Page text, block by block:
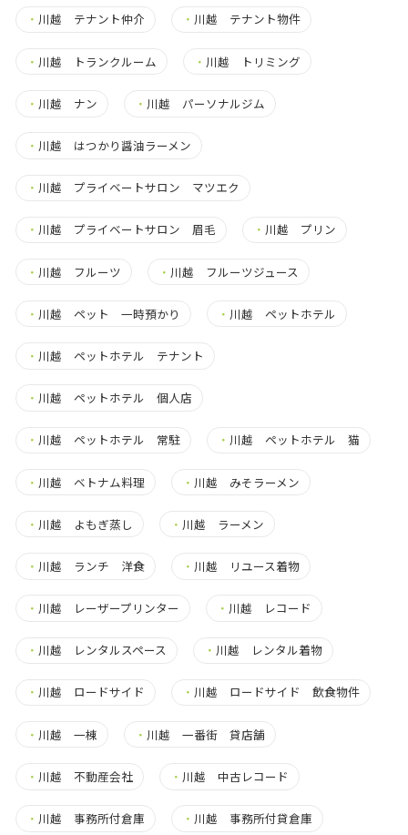
・ 川越 テナント仲介 ・ 川越 テナント物件
・ 川越 トランクルーム ・ 川越 トリミング
・ 川越 ナン ・ 川越 パーソナルジム
・ 川越 はつかり醤油ラーメン
・ 川越 プライベートサロン マツエク
・ 川越 プライベートサロン 眉毛 ・ 川越 プリン
・ 川越 フルーツ ・ 川越 フルーツジュース
・ 川越 ペット 一時預かり ・ 川越 ペットホテル
・ 川越 ペットホテル テナント
・ 川越 ペットホテル 個人店
・ 川越 ペットホテル 常駐 ・ 川越 ペットホテル 猫
・ 川越 ベトナム料理 ・ 川越 みそラーメン
・ 川越 よもぎ蒸し ・ 川越 ラーメン
・ 川越 ランチ 洋食 ・ 川越 リユース着物
・ 川越 レーザープリンター ・ 川越 レコード
・ 川越 レンタルスペース ・ 川越 レンタル着物
・ 川越 ロードサイド ・ 川越 ロードサイド 飲食物件
・ 川越 一棟 ・ 川越 一番街 貸店舗
・ 川越 不動産会社 ・ 川越 中古レコード
・ 川越 事務所付倉庫 ・ 川越 事務所付貸倉庫